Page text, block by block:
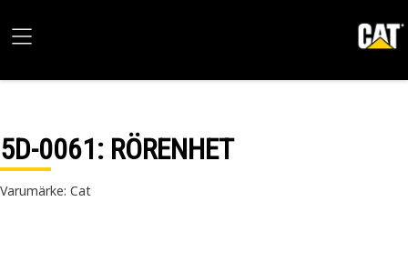
5D-0061: RÖRENHET
Varumärke: Cat